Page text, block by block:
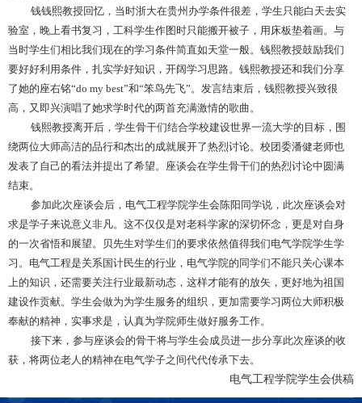
钱钱熙教授回忆，当时浙大在贵州办学条件很差，学生只能白天去实
验室，晚上看书复习，工科学生作图时只能搬开被子，用床板垫着画。与
当时学生们相比我们现在的学习条件简直如天堂一般。钱熙教授鼓励我们
要好好利用条件，扎实学好知识，开阔学习思路。钱熙教授还和我们分享
了她的座右铭“do my best”和“笨鸟先飞”。发言结束后，钱熙教授兴致很
高，又即兴演唱了她求学时代的两首充满激情的歌曲。
钱熙教授离开后，学生骨干们结合学校建设世界一流大学的目标，围
绕两位大师高洁的品行和杰出的成就展开了热烈讨论。校团委潘健老师也
发表了自己的看法并提出了希望。座谈会在学生骨干们的热烈讨论中圆满
结束。
参加此次座谈会后，电气工程学院学生会陈阳同学说，此次座谈会对
求是学子来说意义非凡。这不仅仅是对老科学家的深切怀念，更是对自身
的一次省悟和展望。贝先生对学生们的要求依然值得我们电气学院学生学
习。电气工程是关系国计民生的行业，电气学院的同学们不能只关心课本
上的知识，还需要关注行业最新动态，这样才能有的放矢，更好地为祖国
建设作贡献。学生会做为为学生服务的组织，更加需要学习两位大师积极
奉献的精神，实事求是，认真为学院师生做好服务工作。
接下来，参与座谈会的骨干将与学生会成员进一步分享此次座谈的收
获，将两位老人的精神在电气学子之间代代传承下去。
电气工程学院学生会供稿